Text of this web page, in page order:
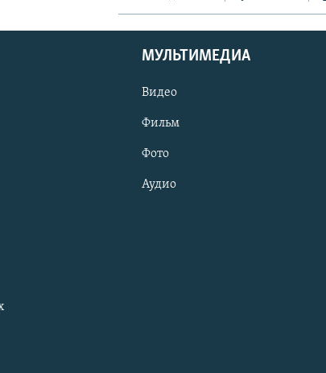
МУЛЬТИМЕДИА
Видео
Фильм
Фото
Аудио